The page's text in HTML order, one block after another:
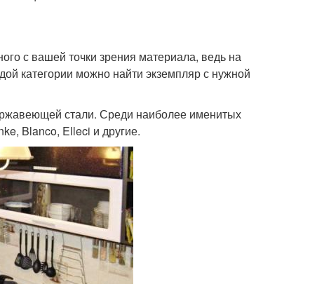
с вашей точки зрения материала, ведь на
категории можно найти экземпляр с нужной
стали. Среди наиболее именитых
Blanco, Elleci и другие.